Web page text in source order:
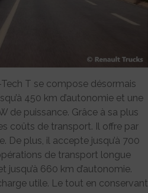
T se compose désormais
450 km d’autonomie et une
de puissance. Grâce à sa plus
coûts de transport. Il offre par
De plus, il accepte jusqu’à 700
de transport longue
jusqu’à 660 km d’autonomie.
utile. Le tout en conservant